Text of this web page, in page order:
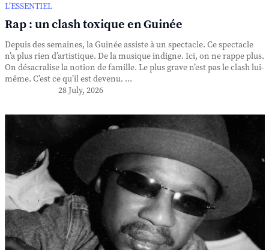
L’ESSENTIEL
Rap : un clash toxique en Guinée
Depuis des semaines, la Guinée assiste à un spectacle. Ce spectacle
n’a plus rien d’artistique. De la musique indigne. Ici, on ne rappe plus.
On désacralise la notion de famille. Le plus grave n’est pas le clash lui-
même. C’est ce qu’il est devenu. ...
28 July, 2026